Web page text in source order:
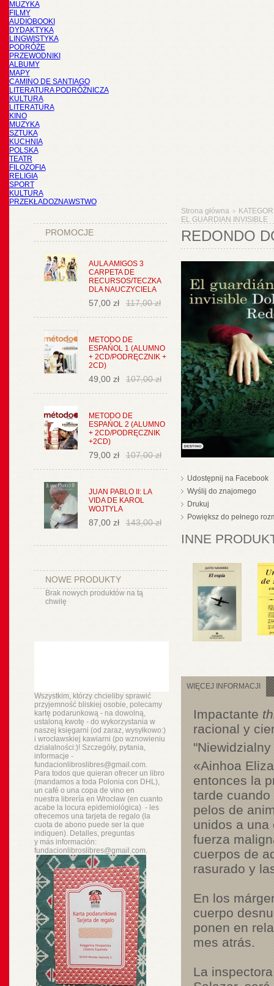
MUZYKA
FILMY
AUDIOBOOKI
DYDAKTYKA
LINGWISTYKA
PODRÓŻE
PRZEWODNIKI
ALBUMY
MAPY
CAMINO DE SANTIAGO
LITERATURA PODRÓŻNICZA
KULTURA
LITERATURA
KINO
MUZYKA
SZTUKA
KUCHNIA
POLSKA
TEATR
FILOZOFIA
RELIGIA
SPORT
KULTURA
PRZEKŁADOZNAWSTWO
PROMOCJE
AULA AMIGOS 3
CARPETA DE
RECURSOS/TECZKA
DLA NAUCZYCIELA
57,00 zł 117,00 zł
METODO DE
ESPAŃOL 1 (ALUMNO
+ 2CD/PODRĘCZNIK +
2CD)
49,00 zł 107,00 zł
METODO DE
ESPAŃOL 2 (ALUMNO
+ 2CD/PODRĘCZNIK
+2CD)
79,00 zł 107,00 zł
JUAN PABLO II: LA
VIDA DE KAROL
WOJTYLA
87,00 zł 143,00 zł
NOWE PRODUKTY
Brak nowych produktów na tą
chwilę
Wszystkim, którzy chcieliby sprawić
przyjemność bliskiej osobie, polecamy
kartę podarunkową - na dowolną,
ustaloną kwotę - do wykorzystania w
naszej księgarni (od zaraz, wysyłkowo:)
i wrocławskiej kawiarni (po wznowieniu
działalności:)! Szczegóły, pytania,
informacje -
fundacionlibroslibres@gmail.com.
Para todos que quieran ofrecer un libro
(mandamos a toda Polonia con DHL),
un café o una copa de vino en
nuestra libreríaen Wrocław (en cuanto
acabe la locura epidemiológica) - les
ofrecemos una tarjeta de regalo (la
cuota de abono puede ser la que
indiquen). Detalles, preguntas
y másinformación:
fundacionlibroslibres@gmail.com.
Strona główna >
EL GUARDIAN INVISIBLE
REDONDO
Udostępnij na Facebook
Wyślij do znajomego
Drukuj
Powiększ do pełnego
INNE
WIĘCEJ INFORMACJI
Impactante
racional y
«Ainhoa
entonces la
tarde
pelos de
unidos a una
fuerza
cuerpos de
rasurado y
En los
cuerpo
ponen en
mes atrás.
La